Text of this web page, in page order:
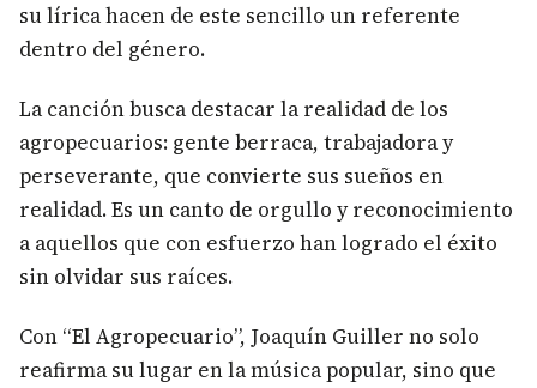
su lírica hacen de este sencillo un referente
dentro del género.
La canción busca destacar la realidad de los
agropecuarios: gente berraca, trabajadora y
perseverante, que convierte sus sueños en
realidad. Es un canto de orgullo y reconocimiento
a aquellos que con esfuerzo han logrado el éxito
sin olvidar sus raíces.
Con “El Agropecuario”, Joaquín Guiller no solo
reafirma su lugar en la música popular, sino que